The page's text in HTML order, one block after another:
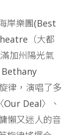
岸樂團(Best
（大都
加州陽光氣
Bethany
律，演唱了多
Deal〉、
懶又迷人的音